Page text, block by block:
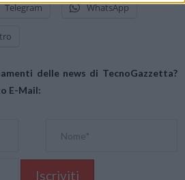
Telegram WhatsApp
delle news di TecnoGazzetta?
E-Mail: